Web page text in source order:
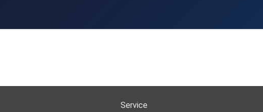
Service